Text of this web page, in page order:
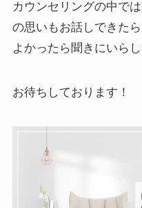
カウンセリングの中で
の思いもお話しできた
よかったら聞きにいら
お待ちしております！